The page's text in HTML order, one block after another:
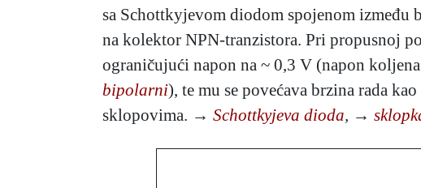
sa Schottkyjevom diodom spojenom između
na kolektor NPN-tranzistora. Pri propusnoj
ograničujući napon na ~ 0,3 V (napon
bipolarni), te mu se povećava brzina rada
sklopovima. → Schottkyjeva dioda, →